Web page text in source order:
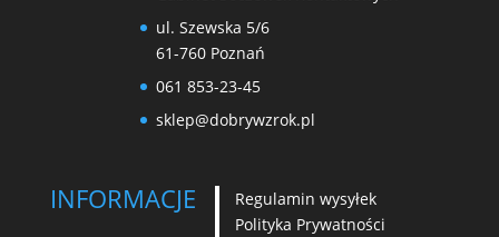
ul. Szewska 5/6
61-760 Poznań
061 853-23-45
sklep@dobrywzrok.pl
INFORMACJE
Regulamin wysyłek
Polityka Prywatności